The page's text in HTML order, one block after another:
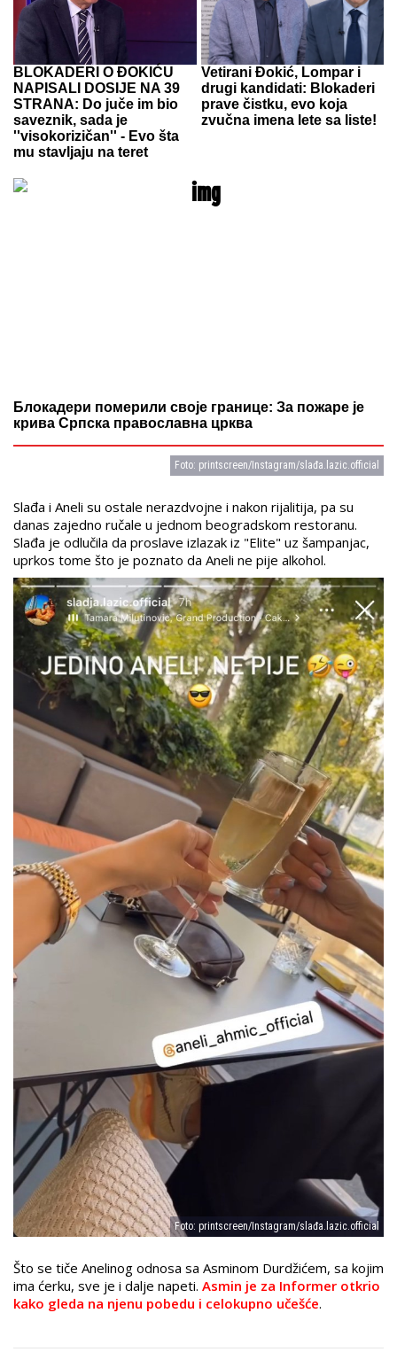
Foto: printscreen/Instagram/slađa.lazic.official
BLOKADERI O ĐOKIĆU
NAPISALI DOSIJE NA 39
STRANA: Do juče im bio
saveznik, sada je
''visokorizičan'' - Evo šta
mu stavljaju na teret
Vetirani Đokić, Lompar i
drugi kandidati: Blokaderi
prave čistku, evo koja
zvučna imena lete sa liste!
Блокадери померили своје границе: За пожаре је
крива Српска православна црква
Slađa i Aneli su ostale nerazdvojne i nakon rijalitija, pa su
danas zajedno ručale u jednom beogradskom restoranu.
Slađa je odlučila da proslave izlazak iz "Elite" uz šampanjac,
uprkos tome što je poznato da Aneli ne pije alkohol.
Foto: printscreen/Instagram/slađa.lazic.official
Što se tiče Anelinog odnosa sa Asminom Durdžićem, sa kojim
ima ćerku, sve je i dalje napeti. Asmin je za Informer otkrio
kako gleda na njenu pobedu i celokupno učešće.